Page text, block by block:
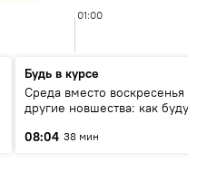
01:00
Будь в курсе
Среда вместо воскресенья и
другие новшества: как будут
08:04 38 мин